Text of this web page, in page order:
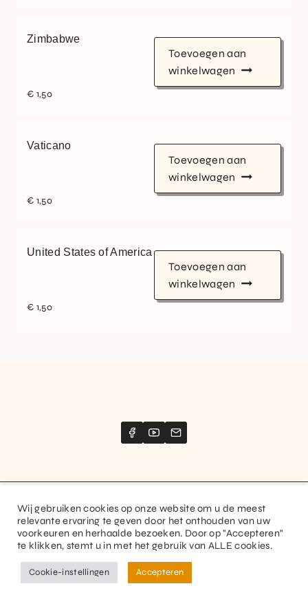
Zimbabwe
€ 1,50
Toevoegen aan
winkelwagen
Vaticano
€ 1,50
Toevoegen aan
winkelwagen
United States of America
€ 1,50
Toevoegen aan
winkelwagen
Website created byStimize
© 2026 Guitaranthem. All rights reserved.
Privacy Policy Terms and Conditions
Wij gebruiken cookies op onze website om u de meest
relevante ervaring te geven door het onthouden van uw
voorkeuren en herhaalde bezoeken. Door op "Accepteren"
te klikken, stemt u in met het gebruik van ALLE cookies.
Cookie-instellingen Accepteren